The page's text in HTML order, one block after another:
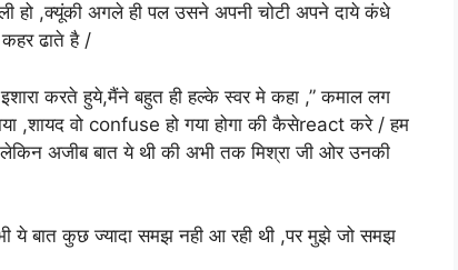
हो ,क्यूंकी अगले ही पल उसने अपनी चोटी अपने दाये कंधे
ढाते है /
करते हुये,मैंने बहुत ही हल्के स्वर मे कहा ,” कमाल लग
,शायद वो confuse हो गया होगा की कैसेreact करे / हम
अजीब बात ये थी की अभी तक मिश्रा जी ओर उनकी
ये बात कुछ ज्यादा समझ नही आ रही थी ,पर मुझे जो समझ